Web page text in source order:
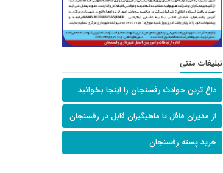
تبلیغات متنی
داغ ترین حوادث رفسنجان را اینجا بخوانید
از مدیران غافل تا ماهیگیران قابل در رفسنجان
خرید پسته رفسنجان